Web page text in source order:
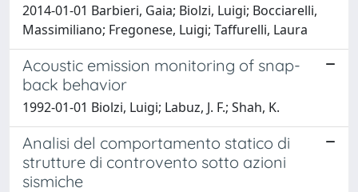
2014-01-01 Barbieri, Gaia; Biolzi, Luigi; Bocciarelli,
Massimiliano; Fregonese, Luigi; Taffurelli, Laura
Acoustic emission monitoring of snap-
back behavior
1992-01-01 Biolzi, Luigi; Labuz, J. F.; Shah, K.
Analisi del comportamento statico di
strutture di controvento sotto azioni
sismiche